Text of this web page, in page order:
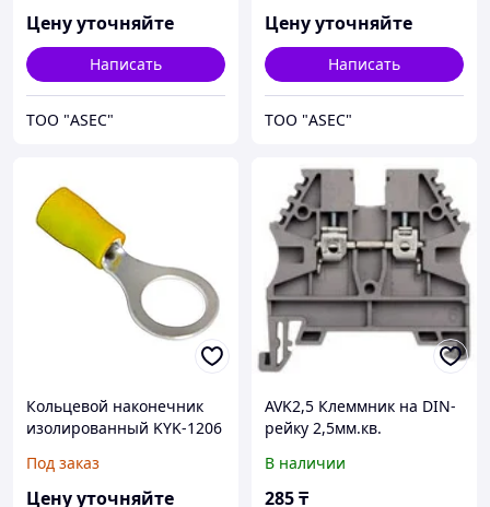
Цену уточняйте
Написать
ТОО "ASEC"
Цену уточняйте
Написать
ТОО "ASEC"
Кольцевой наконечник
изолированный KYK-1206
Под заказ
Цену уточняйте
AVK2,5 Клеммник на DIN-
рейку 2,5мм.кв.
В наличии
285₸